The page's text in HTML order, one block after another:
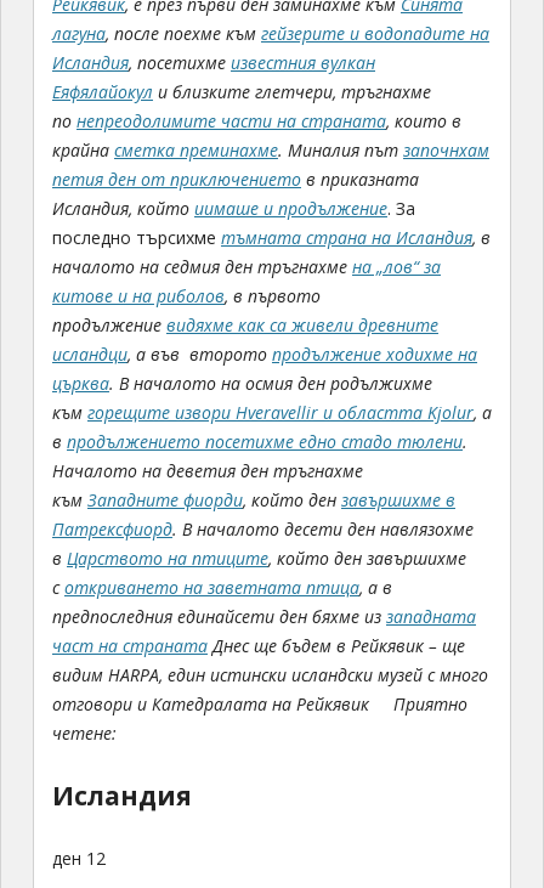
лагуна, после поехме към гейзерите и водопадите на
Исландия, посетихме известния вулкан
Еяфялайокул и близките глетчери, тръгнахме
по непреодолимите части на страната, които в
крайна сметка преминахме. Миналия път започнхам
петия ден от приключениетов приказната
Исландия, който иимаше и продължение. За
последно търсихме тъмната страна на Исландия, в
началото на седмия ден тръгнахме на „лов“ за
китове и на риболов, в първото
продължение видяхме как са живели древните
исландци, а във второто продължение ходихме на
църква. В началото на осмия ден родължихме
към горещите извори Hveravellir и областта Kjolur, а
в продължението посетихме едно стадо тюлени.
Началото на деветия ден тръгнахме
към Западните фиорди, който ден завършихме в
Патрексфиорд. В началото десети ден навлязохме
в Царството на птиците, който ден завършихме
соткриването на заветната птица, а в
предпоследния единайсети ден бяхме из западната
част на страната Днес ще бъдем в Рейкявик – ще
видим HARPA, един истински исландски музей с много
отговори и Катедралата на Рейкявик
Приятно
четене:
Исландия
ден 12